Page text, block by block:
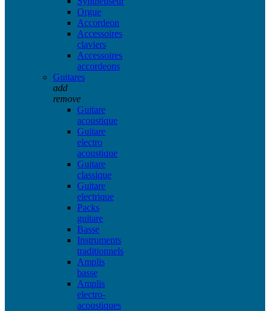
Orgue
Accordeon
Accessoires
claviers
Accessoires
accordeons
Guitares
add
remove
Guitare
acoustique
Guitare
electro
acoustique
Guitare
classique
Guitare
electrique
Packs
guitare
Basse
Instruments
traditionnels
Amplis
basse
Amplis
electro-
acoustiques